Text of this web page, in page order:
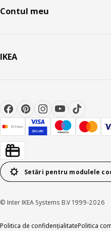
Contul meu
IKEA
Setări pentru modulele
© Inter IKEA Systems B.V 1999-2026
Politica de confidențialitatePolitica